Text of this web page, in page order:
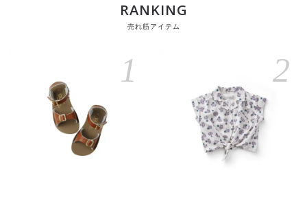
RANKING
売れ筋アイテム
1 2